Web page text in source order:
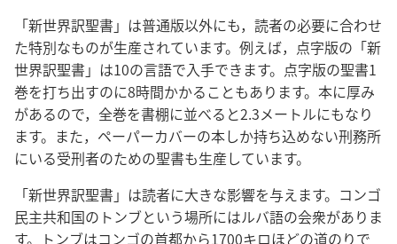
「新世界訳聖書 」は普通版以外にも， 読者の必要に合わせ
た特別なものが生産されています。 例えば， 点字版の「新
世界訳聖書 」は10の言語で入手できます。 点字版の聖書1
巻を打ち出すのに8時間かかることもあります。 本に厚み
があるので， 全巻を書棚に並べると2.3メートルにもなり
ます。また，ペーパーカバーの本しか持ち込めない刑務所
にいる受刑者のための聖書も生産しています。
「新世界訳聖書 」は読者に大きな影響を与えます。コンゴ
民主共和国のトンブという場所にはルバ語の会衆がありま
す。トンブはコンゴの首都から1700キロほどの道のりで